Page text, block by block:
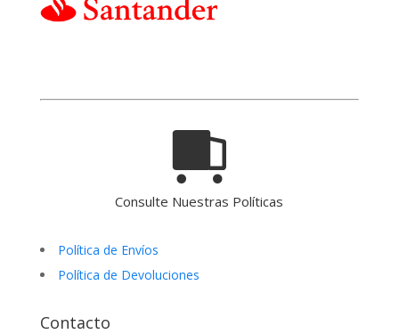
Consulte Nuestras Políticas
Política de Envíos
Política de Devoluciones
Contacto